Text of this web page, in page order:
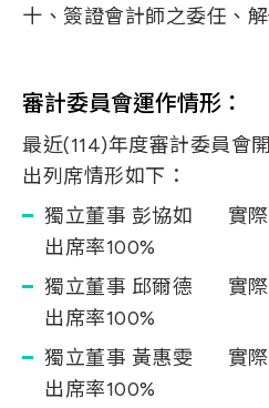
十、簽證會計師之委任、
審計委員會運作情形：
最近(114)年度審計委員會
出列席情形如下：
獨立董事 彭協如 實
出席率100%
獨立董事 邱爾德 實
出席率100%
獨立董事 黃惠雯 實
出席率100%